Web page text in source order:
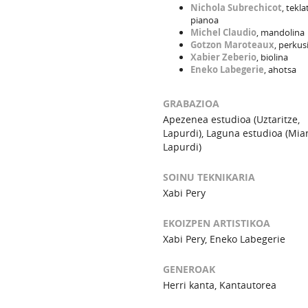
Nichola Subrechicot,
pianoa
Michel Claudio, mandolina
Gotzon Maroteaux,
Xabier Zeberio, biolina
Eneko Labegerie, ahotsa
GRABAZIOA
Apezenea estudioa (Uztaritze,
Lapurdi), Laguna estudioa
Lapurdi)
SOINU TEKNIKARIA
Xabi Pery
EKOIZPEN ARTISTIKOA
Xabi Pery, Eneko Labegerie
GENEROAK
Herri kanta, Kantautorea